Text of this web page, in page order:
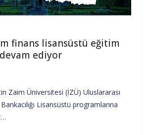
finans lisansüstü eğitim
ediyor
Zaim Üniversitesi (İZÜ) Uluslararası
Lisansüstü programlarına